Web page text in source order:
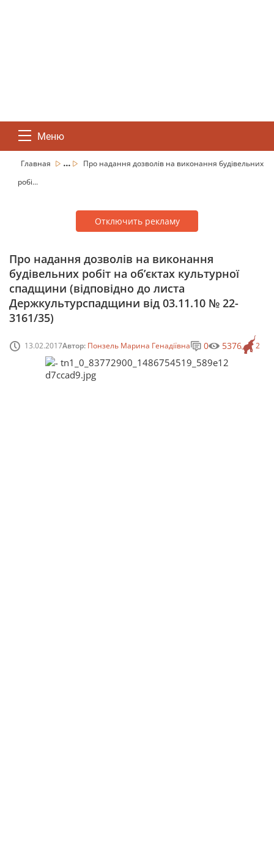
Меню
Главная ...
Про надання дозволів на виконання будівельних
робі...
Отключить рекламу
Про надання дозволів на виконання
будівельних робіт на об’єктах культурної
спадщини (відповідно до листа
Держкультурспадщини від 03.11.10 № 22-
3161/35)
13.02.2017Автор: Понзель Марина Генадіївна 2
0 5376